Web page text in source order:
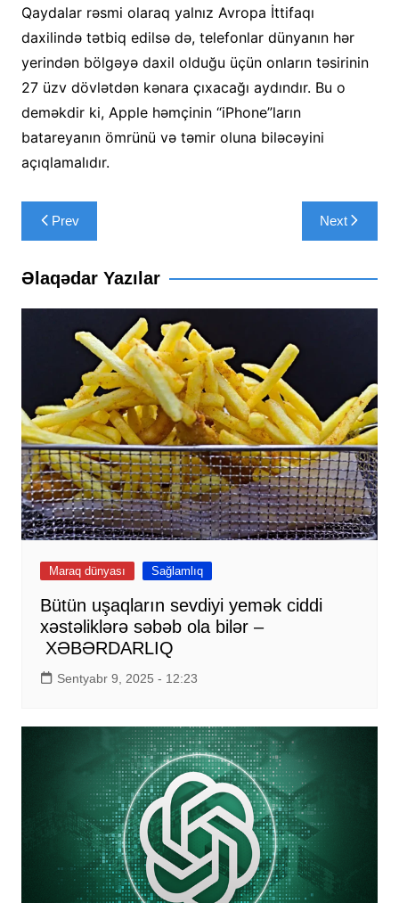
Qaydalar rəsmi olaraq yalnız Avropa İttifaqı
daxilində tətbiq edilsə də, telefonlar dünyanın hər
yerindən bölgəyə daxil olduğu üçün onların təsirinin
27 üzv dövlətdən kənara çıxacağı aydındır. Bu o
deməkdir ki, Apple həmçinin “iPhone”ların
batareyanın ömrünü və təmir oluna biləcəyini
açıqlamalıdır.
Yazı
naviqasiyası
Prev Next
Əlaqədar Yazılar
Maraq dünyası Sağlamlıq
Bütün uşaqların sevdiyi yemək ciddi
xəstəliklərə səbəb ola bilər –
XƏBƏRDARLIQ
Sentyabr 9, 2025 - 12:23